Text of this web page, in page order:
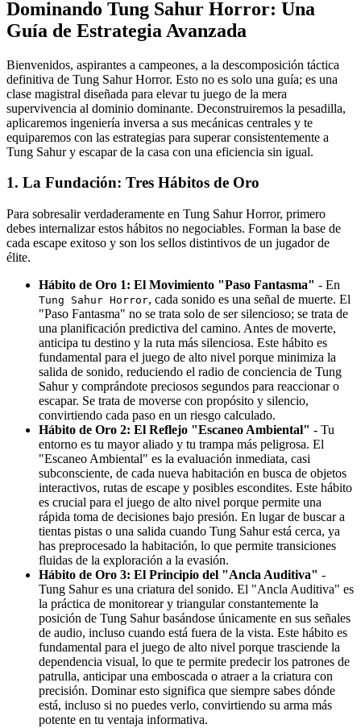
Dominando Tung Sahur Horror: Una
Guía de Estrategia Avanzada
Bienvenidos, aspirantes a campeones, a la descomposición táctica
definitiva de Tung Sahur Horror. Esto no es solo una guía; es una
clase magistral diseñada para elevar tu juego de la mera
supervivencia al dominio dominante. Deconstruiremos la pesadilla,
aplicaremos ingeniería inversa a sus mecánicas centrales y te
equiparemos con las estrategias para superar consistentemente a
Tung Sahur y escapar de la casa con una eficiencia sin igual.
1. La Fundación: Tres Hábitos de Oro
Para sobresalir verdaderamente en Tung Sahur Horror, primero
debes internalizar estos hábitos no negociables. Forman la base de
cada escape exitoso y son los sellos distintivos de un jugador de
élite.
Hábito de Oro 1: El Movimiento "Paso Fantasma" - En
Tung Sahur Horror, cada sonido es una señal de muerte. El
"Paso Fantasma" no se trata solo de ser silencioso; se trata de
una planificación predictiva del camino. Antes de moverte,
anticipa tu destino y la ruta más silenciosa. Este hábito es
fundamental para el juego de alto nivel porque minimiza la
salida de sonido, reduciendo el radio de conciencia de Tung
Sahur y comprándote preciosos segundos para reaccionar o
escapar. Se trata de moverse con propósito y silencio,
convirtiendo cada paso en un riesgo calculado.
Hábito de Oro 2: El Reflejo "Escaneo Ambiental" - Tu
entorno es tu mayor aliado y tu trampa más peligrosa. El
"Escaneo Ambiental" es la evaluación inmediata, casi
subconsciente, de cada nueva habitación en busca de objetos
interactivos, rutas de escape y posibles escondites. Este hábito
es crucial para el juego de alto nivel porque permite una
rápida toma de decisiones bajo presión. En lugar de buscar a
tientas pistas o una salida cuando Tung Sahur está cerca, ya
has preprocesado la habitación, lo que permite transiciones
fluidas de la exploración a la evasión.
Hábito de Oro 3: El Principio del "Ancla Auditiva" -
Tung Sahur es una criatura del sonido. El "Ancla Auditiva" es
la práctica de monitorear y triangular constantemente la
posición de Tung Sahur basándose únicamente en sus señales
de audio, incluso cuando está fuera de la vista. Este hábito es
fundamental para el juego de alto nivel porque trasciende la
dependencia visual, lo que te permite predecir los patrones de
patrulla, anticipar una emboscada o atraer a la criatura con
precisión. Dominar esto significa que siempre sabes dónde
está, incluso si no puedes verlo, convirtiendo su arma más
potente en tu ventaja informativa.